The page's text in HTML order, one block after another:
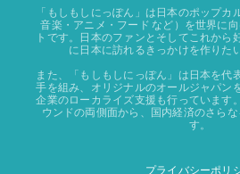
「もしもしにっぽん」は日本のポップカ
音楽・アニメ・フード など）を世界に
トです。日本のファンとそしてこれから
に日本に訪れるきっかけを作りた
また、「もしもしにっぽん」は日本を代
手を組み、オリジナルのオールジャパン
企業のローカライズ支援も行っています
ウンドの両側面から、国内経済のさら
す。
プライバシーポリ